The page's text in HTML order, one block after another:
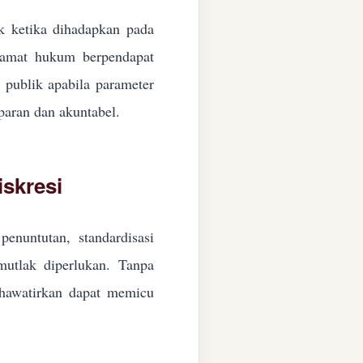
ketika dihadapkan pada
hukum berpendapat
apabila parameter
dan akuntabel.
standardisasi
diperlukan. Tanpa
dapat memicu